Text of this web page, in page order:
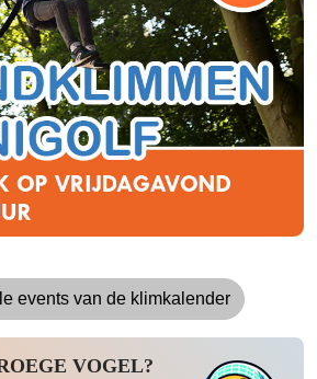
events van de klimkalender
VOGEL?